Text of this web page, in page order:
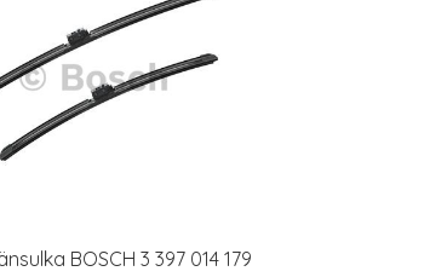
BOSCH 3 397 014 179